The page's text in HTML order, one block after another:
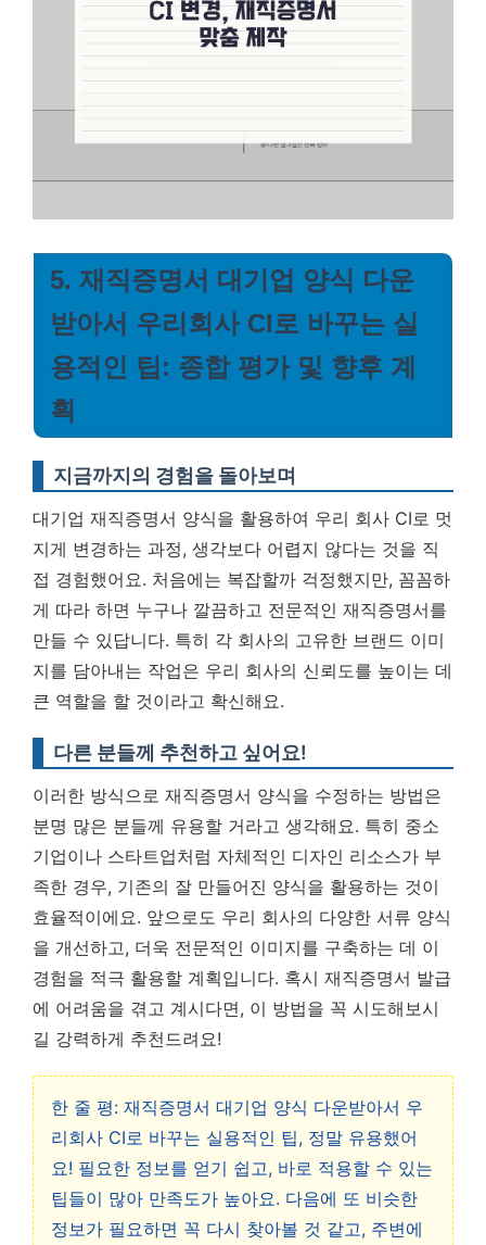
5. 재직증명서 대기업 양식 다운
받아서 우리회사 CI로 바꾸는 실
용적인 팁: 종합 평가 및 향후 계
획
지금까지의 경험을 돌아보며
대기업 재직증명서 양식을 활용하여 우리 회사 CI로 멋
지게 변경하는 과정, 생각보다 어렵지 않다는 것을 직
접 경험했어요. 처음에는 복잡할까 걱정했지만, 꼼꼼하
게 따라 하면 누구나 깔끔하고 전문적인 재직증명서를
만들 수 있답니다. 특히 각 회사의 고유한 브랜드 이미
지를 담아내는 작업은 우리 회사의 신뢰도를 높이는 데
큰 역할을 할 것이라고 확신해요.
다른 분들께 추천하고 싶어요!
이러한 방식으로 재직증명서 양식을 수정하는 방법은
분명 많은 분들께 유용할 거라고 생각해요. 특히 중소
기업이나 스타트업처럼 자체적인 디자인 리소스가 부
족한 경우, 기존의 잘 만들어진 양식을 활용하는 것이
효율적이에요. 앞으로도 우리 회사의 다양한 서류 양식
을 개선하고, 더욱 전문적인 이미지를 구축하는 데 이
경험을 적극 활용할 계획입니다. 혹시 재직증명서 발급
에 어려움을 겪고 계시다면, 이 방법을 꼭 시도해보시
길 강력하게 추천드려요!
한 줄 평: 재직증명서 대기업 양식 다운받아서 우
리회사 CI로 바꾸는 실용적인 팁, 정말 유용했어
요! 필요한 정보를 얻기 쉽고, 바로 적용할 수 있는
팁들이 많아 만족도가 높아요. 다음에 또 비슷한
정보가 필요하면 꼭 다시 찾아볼 것 같고, 주변에